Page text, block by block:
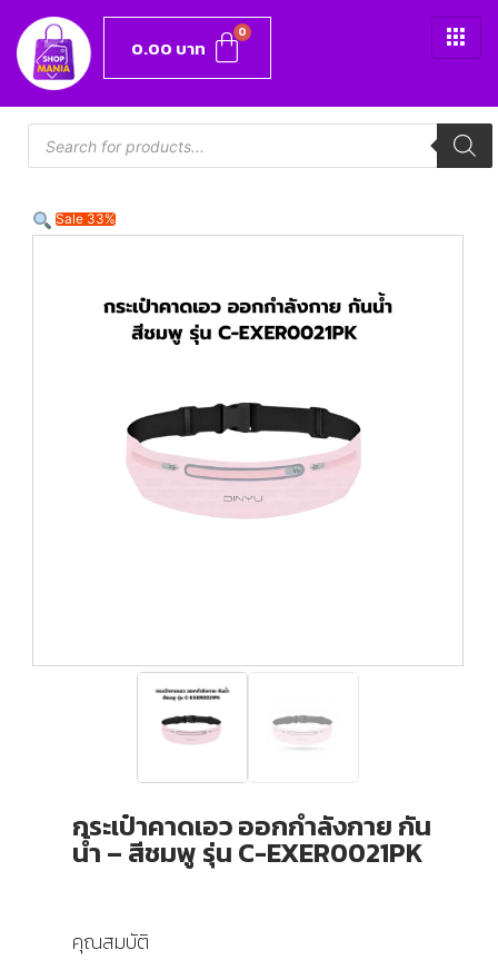
0.00 บาท
Sale 33%
กระเป๋าคาดเอว ออกกำลังกาย กัน
น้ำ – สีชมพู รุ่น C-EXER0021PK
คุณสมบัติ